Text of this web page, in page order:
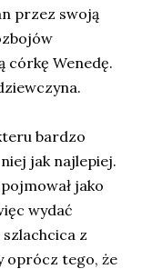
przez swoją
córkę Wenedę.
bardzo
jak najlepiej.
jako
wydać
z
oprócz tego, że